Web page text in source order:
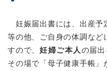
妊娠届出書には、出産予
等の他、ご自身の体調など
すので、 妊婦ご本人 の届出
その場で「母子健康手帳」